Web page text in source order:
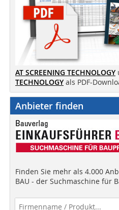
AT SCREENING TECHNOLOGY
TECHNOLOGY als PDF-
Anbieter finden
Finden Sie mehr als 4.000
BAU - der Suchmaschine für